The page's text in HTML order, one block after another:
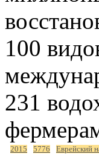
100
231
2015 5776 Еврейский